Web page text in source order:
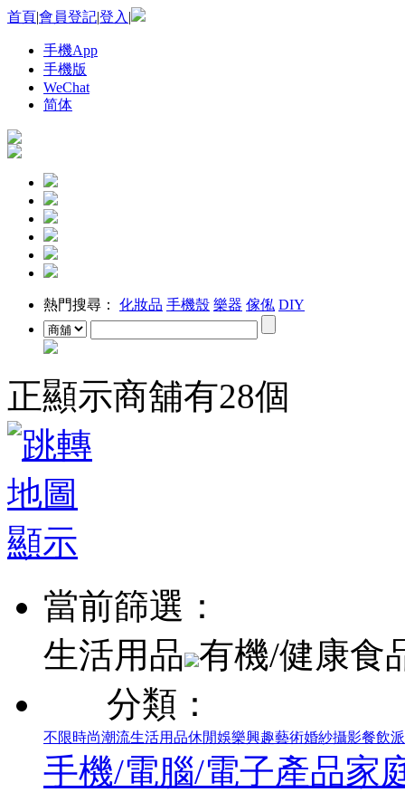
首頁|會員登記|登入 |
手機App
手機版
WeChat
简体
熱門搜尋： 化妝品 手機殼 樂器 傢俬 DIY
正顯示商舖有28個
當前篩選：
生活用品 有機/健康食
分類：
不限時尚潮流生活用品休閒娛樂興趣藝術婚紗攝影餐飲
手機/電腦/電子產品家